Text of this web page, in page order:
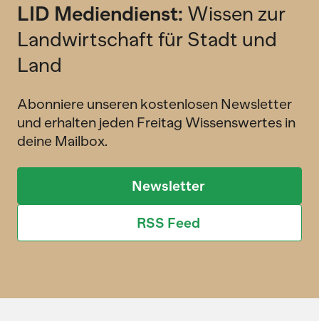
LID Mediendienst: Wissen zur
Landwirtschaft für Stadt und
Land
Abonniere unseren kostenlosen Newsletter
und erhalten jeden Freitag Wissenswertes in
deine Mailbox.
Newsletter
RSS Feed